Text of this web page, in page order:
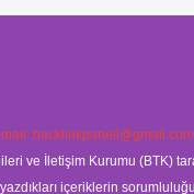
mail: backlinkpaneli@gmail.com
ve İletişim Kurumu (BTK)
içeriklerin